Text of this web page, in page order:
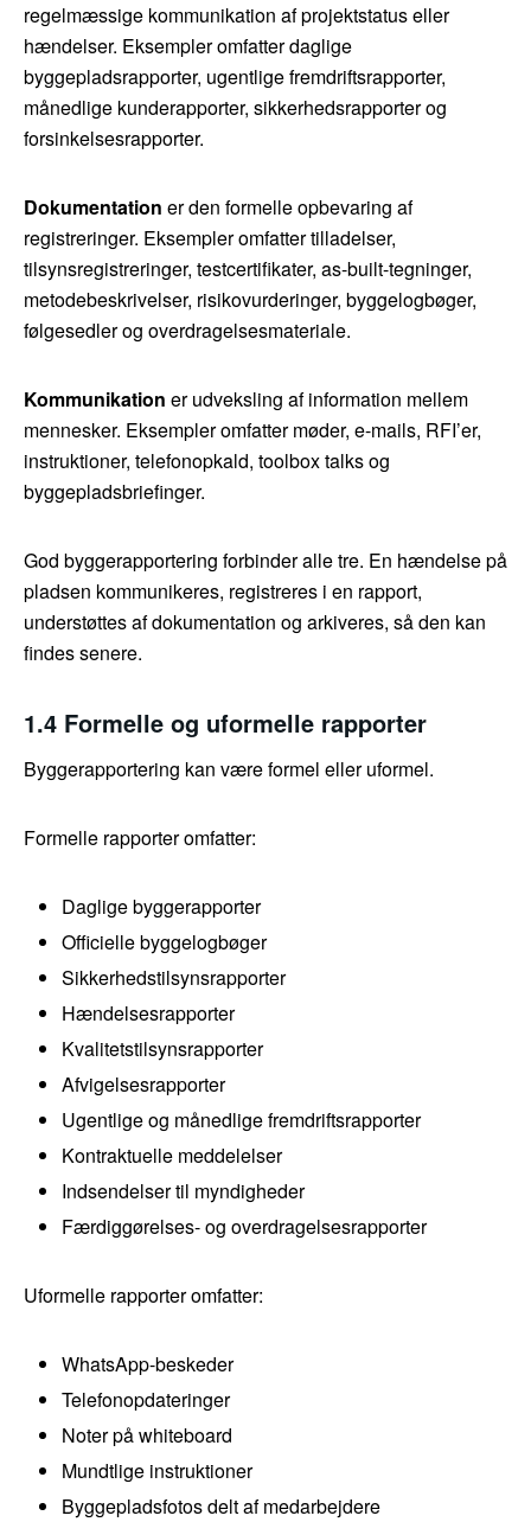
regelmæssige kommunikation af projektstatus eller
hændelser. Eksempler omfatter daglige
byggepladsrapporter, ugentlige fremdriftsrapporter,
månedlige kunderapporter, sikkerhedsrapporter og
forsinkelsesrapporter.
Dokumentation er den formelle opbevaring af
registreringer. Eksempler omfatter tilladelser,
tilsynsregistreringer, testcertifikater, as-built-tegninger,
metodebeskrivelser, risikovurderinger, byggelogbøger,
følgesedler og overdragelsesmateriale.
Kommunikation er udveksling af information mellem
mennesker. Eksempler omfatter møder, e-mails, RFI’er,
instruktioner, telefonopkald, toolbox talks og
byggepladsbriefinger.
God byggerapportering forbinder alle tre. En hændelse på
pladsen kommunikeres, registreres i en rapport,
understøttes af dokumentation og arkiveres, så den kan
findes senere.
1.4 Formelle og uformelle rapporter
Byggerapportering kan være formel eller uformel.
Formelle rapporter omfatter:
Daglige byggerapporter
Officielle byggelogbøger
Sikkerhedstilsynsrapporter
Hændelsesrapporter
Kvalitetstilsynsrapporter
Afvigelsesrapporter
Ugentlige og månedlige fremdriftsrapporter
Kontraktuelle meddelelser
Indsendelser til myndigheder
Færdiggørelses- og overdragelsesrapporter
Uformelle rapporter omfatter:
WhatsApp-beskeder
Telefonopdateringer
Noter på whiteboard
Mundtlige instruktioner
Byggepladsfotos delt af medarbejdere